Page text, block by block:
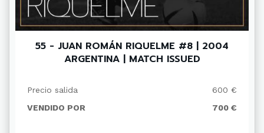
55 - JUAN ROMÁN RIQUELME #8 | 2004
ARGENTINA | MATCH ISSUED
Precio salida
600 €
VENDIDO POR
700 €